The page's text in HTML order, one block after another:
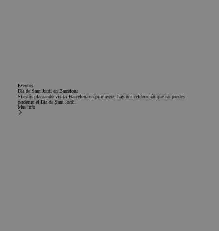
Eventos
Día de Sant Jordi en Barcelona
Si estás planeando visitar Barcelona en primavera, hay una celebración que no puedes
perderte: el Día de Sant Jordi.
Más info